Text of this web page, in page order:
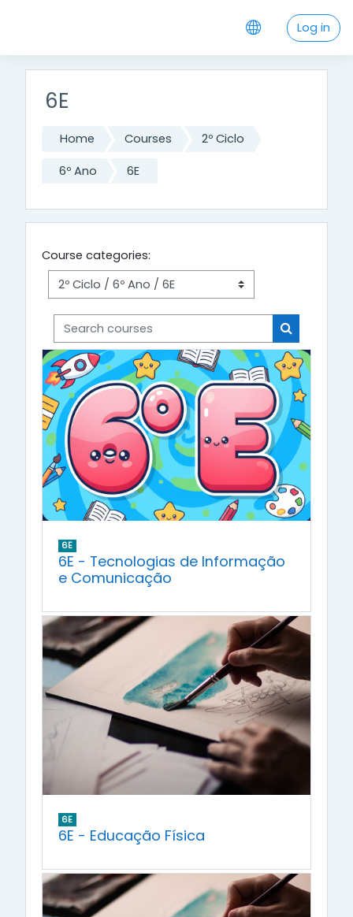
Log in
6E
Home Courses 2º Ciclo
6º Ano 6E
Course categories:
Search courses
Search
6E
6E - Tecnologias de Informação
e Comunicação
6E
6E - Educação Física